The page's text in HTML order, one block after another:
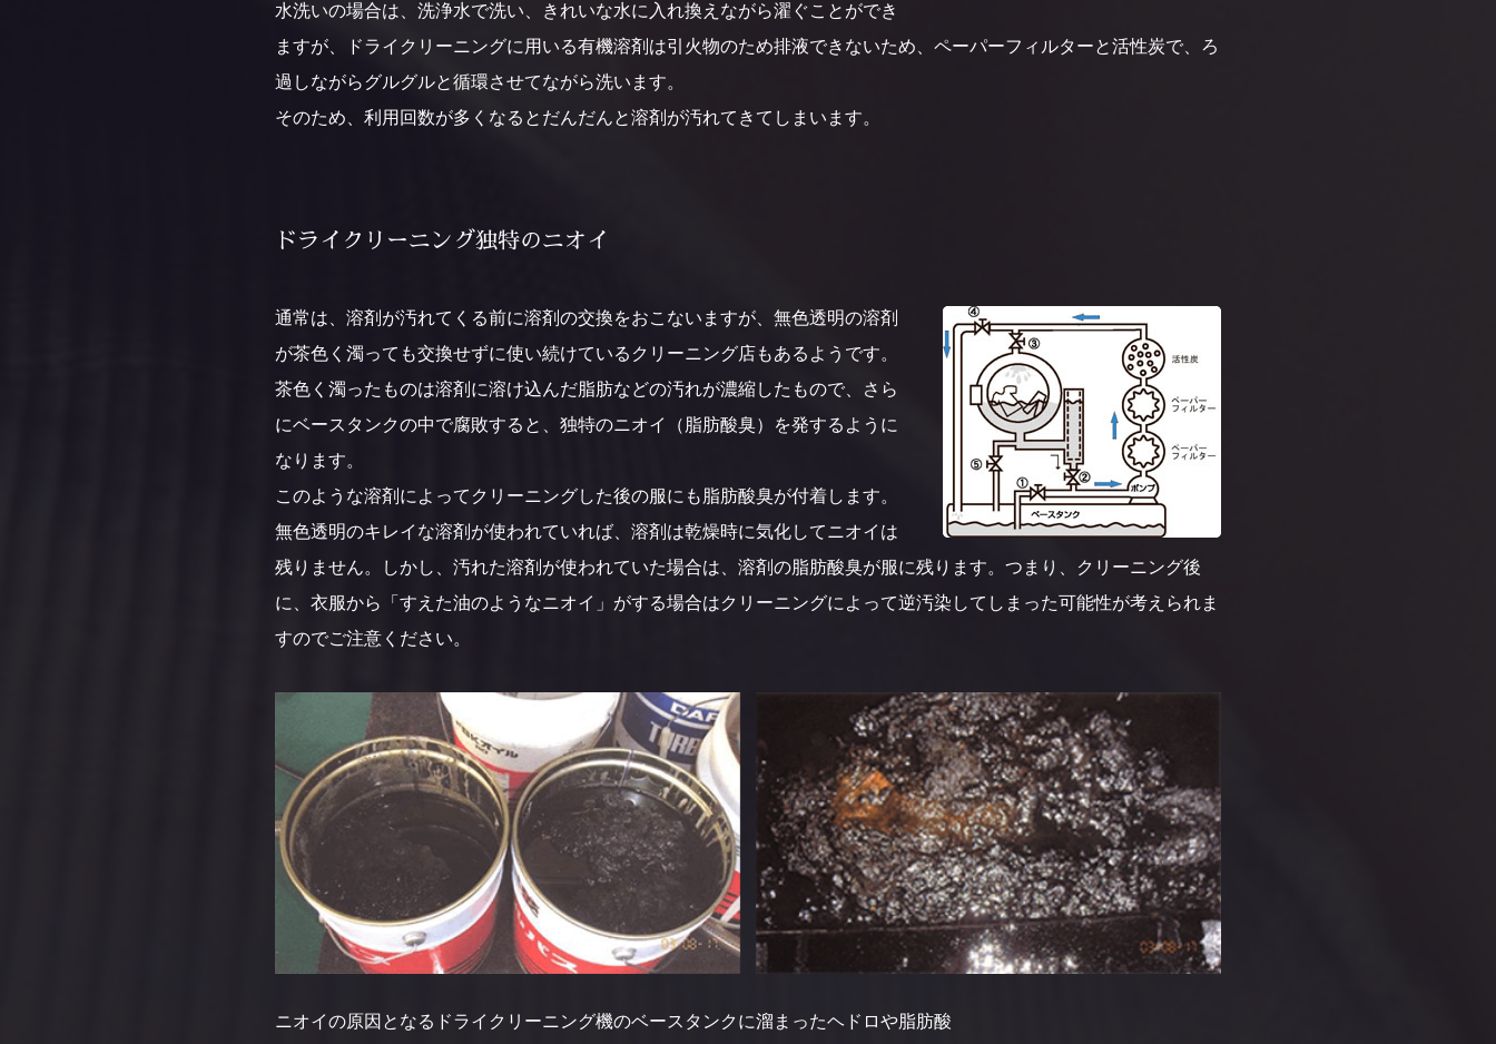
水洗いの場合は、洗浄水で洗い、きれいな水に入れ換えながら濯ぐことができ
ますが、ドライクリーニングに用いる有機溶剤は引火物のため排液できないため、ペーパーフィルターと活性炭で、ろ
過しながらグルグルと循環させてながら洗います。
そのため、利用回数が多くなるとだんだんと溶剤が汚れてきてしまいます。
ドライクリーニング独特のニオイ
通常は、溶剤が汚れてくる前に溶剤の交換をおこないますが、無色透明の溶剤
が茶色く濁っても交換せずに使い続けているクリーニング店もあるようです。
茶色く濁ったものは溶剤に溶け込んだ脂肪などの汚れが濃縮したもので、さら
にベースタンクの中で腐敗すると、独特のニオイ（脂肪酸臭）を発するように
なります。
このような溶剤によってクリーニングした後の服にも脂肪酸臭が付着します。
無色透明のキレイな溶剤が使われていれば、溶剤は乾燥時に気化してニオイは
残りません。しかし、汚れた溶剤が使われていた場合は、溶剤の脂肪酸臭が服に残ります。つまり、クリーニング後
に、衣服から「すえた油のようなニオイ」がする場合はクリーニングによって逆汚染してしまった可能性が考えられま
すのでご注意ください。
ニオイの原因となるドライクリーニング機のベースタンクに溜まったヘドロや脂肪酸